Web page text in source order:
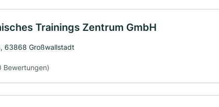
Trainings Zentrum GmbH
63868 Großwallstadt
Bewertungen)